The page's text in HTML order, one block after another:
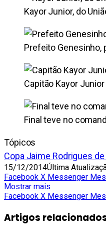
Kayor Junior, do
Prefeito Genesinho,
Capitão Kayor
Final teve no
Tópicos
Copa Jaime Rodrigues de
15/12/2014Última
Facebook X Messenger
Mostrar mais
Facebook X Messenger
Artigos